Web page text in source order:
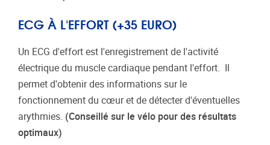
ECG À L'EFFORT (+35 EURO)
Un ECG d'effort est l'enregistrement de l'activité
électrique du muscle cardiaque pendant l'effort. Il
permet d'obtenir des informations sur le
fonctionnement du cœur et de détecter d'éventuelles
arythmies. (Conseillé sur le vélo pour des résultats
optimaux)